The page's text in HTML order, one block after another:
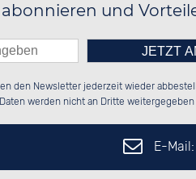
und
Bitte tragen Sie die Zahl
das nebenstehende Feld
den Newsletter jederzeit wieder
Daten werden nicht an Dritte weitergegeben
E-